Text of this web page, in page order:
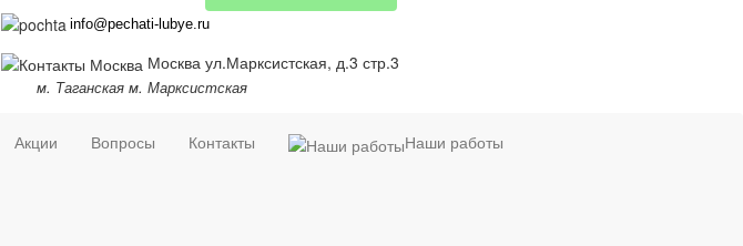
info@pechati-lubye.ru
Москва ул.Марксистская, д.3 стр.3
м. Таганская м. Марксистская
Акции Вопросы Контакты Наши работы